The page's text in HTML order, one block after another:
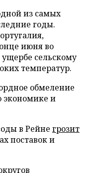
из самых
годы.
июня во
сельскому
температур.
обмеление
экономике и
в Рейне грозит
поставок и